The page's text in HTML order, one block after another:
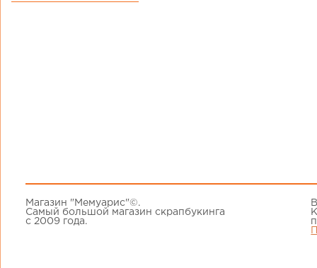
Магазин "Мемуарис"©.
Самый большой магазин скрапбукинга
с 2009 года.